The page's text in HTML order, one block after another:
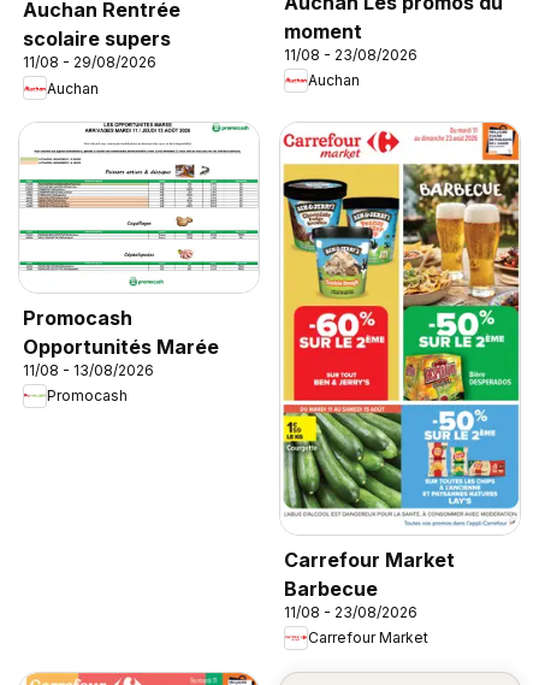
Auchan Rentrée
scolaire supers
11/08 - 29/08/2026
Auchan
moment
11/08 - 23/08/2026
Auchan
Promocash
Opportunités Marée
11/08 - 13/08/2026
Promocash
Carrefour Market
Barbecue
11/08 - 23/08/2026
Carrefour Market